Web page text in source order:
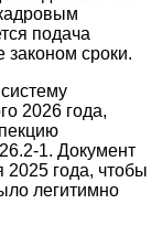
подача
сроки.
2026 года,
1. Документ
2025 года, чтобы
легитимно